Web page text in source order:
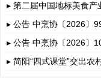
▸ 第二届中国地标美食
▸ 公告 中烹协〔2026〕
▸ 公告 中烹协〔2026〕
▸ 简阳“四式课堂”交出农